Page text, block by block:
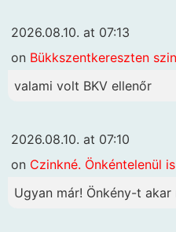
2026.08.10. at 07:13
on Bükkszentkereszten
valami volt BKV ellenőr
2026.08.10. at 07:10
on Czinkné. Önkéntelenül
Ugyan már! Önkény-t akar